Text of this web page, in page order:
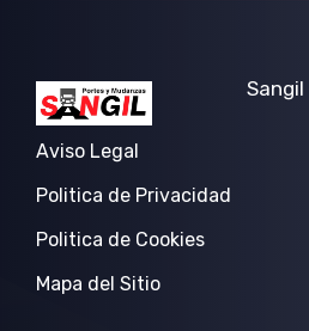
Sangil
Aviso Legal
Politica de Privacidad
Politica de Cookies
Mapa del Sitio